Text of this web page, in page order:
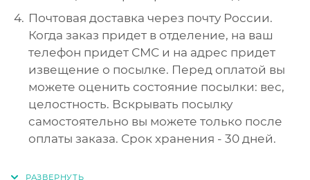
Почтовая доставка через почту России.
Когда заказ придет в отделение, на ваш
телефон придет СМС и на адрес придет
извещение о посылке. Перед оплатой вы
можете оценить состояние посылки: вес,
целостность. Вскрывать посылку
самостоятельно вы можете только после
оплаты заказа. Срок хранения - 30 дней.